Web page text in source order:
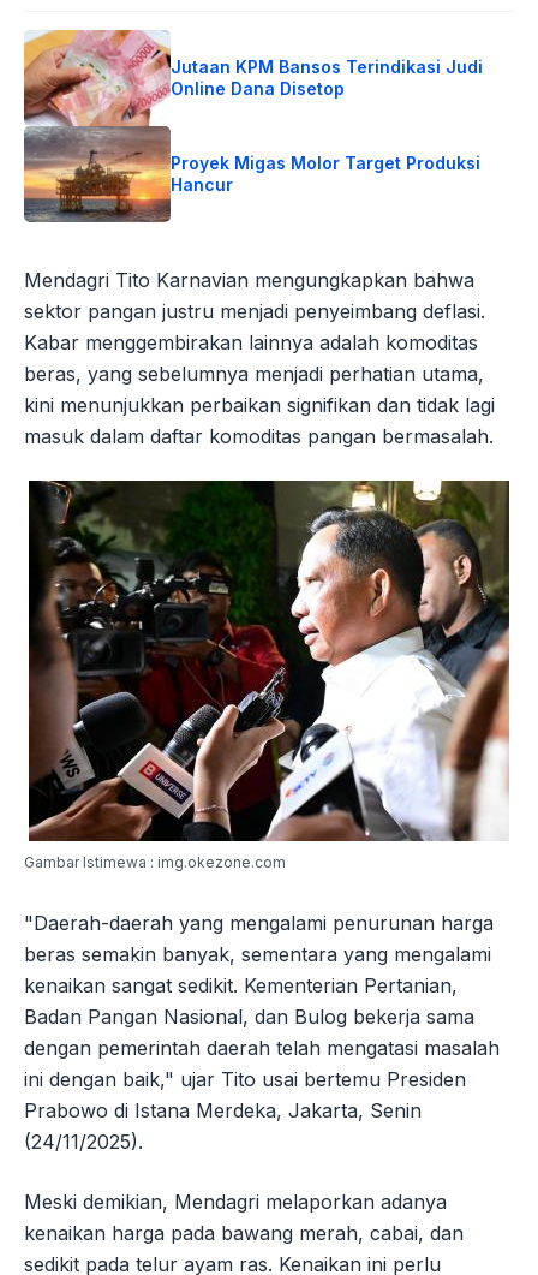
Jutaan KPM Bansos Terindikasi Judi
Online Dana Disetop
Proyek Migas Molor Target Produksi
Hancur
Mendagri Tito Karnavian mengungkapkan bahwa
sektor pangan justru menjadi penyeimbang deflasi.
Kabar menggembirakan lainnya adalah komoditas
beras, yang sebelumnya menjadi perhatian utama,
kini menunjukkan perbaikan signifikan dan tidak lagi
masuk dalam daftar komoditas pangan bermasalah.
Gambar Istimewa : img.okezone.com
"Daerah-daerah yang mengalami penurunan harga
beras semakin banyak, sementara yang mengalami
kenaikan sangat sedikit. Kementerian Pertanian,
Badan Pangan Nasional, dan Bulog bekerja sama
dengan pemerintah daerah telah mengatasi masalah
ini dengan baik," ujar Tito usai bertemu Presiden
Prabowo di Istana Merdeka, Jakarta, Senin
(24/11/2025).
Meski demikian, Mendagri melaporkan adanya
kenaikan harga pada bawang merah, cabai, dan
sedikit pada telur ayam ras. Kenaikan ini perlu